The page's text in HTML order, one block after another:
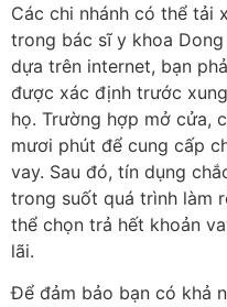
Các chi nhánh có thể tải
trong bác sĩ y khoa
dựa trên internet, bạn
được xác định trước
họ. Trường hợp mở cửa,
mươi phút để cung cấp
vay. Sau đó, tín dụng
trong suốt quá trình làm
thể chọn trả hết khoản
lãi.
Để đảm bảo bạn có khả